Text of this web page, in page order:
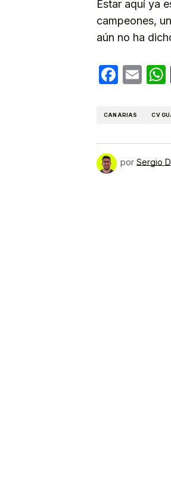
Estar aquí ya
campeones,
aún no ha
CANARIAS CV
por Sergio